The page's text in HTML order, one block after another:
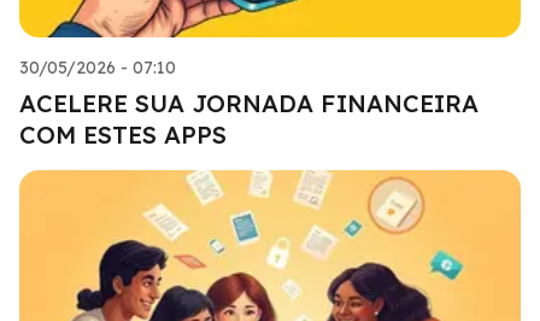
30/05/2026 - 07:10
ACELERE SUA JORNADA FINANCEIRA
COM ESTES APPS